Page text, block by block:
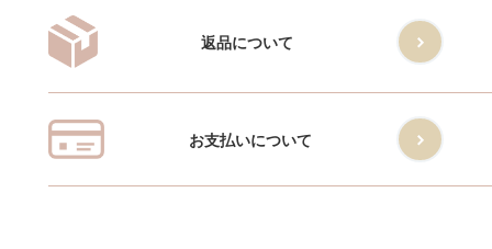
返品について
お支払いについて